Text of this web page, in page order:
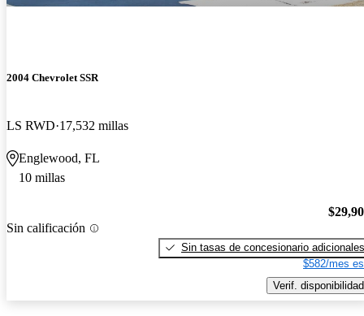
2004 Chevrolet SSR
LS RWD 17,532 millas
Englewood, FL
10 millas
Sin calificación
Sin tasas de concesionario adicionales
$582/mes
Verif. disponibilidad